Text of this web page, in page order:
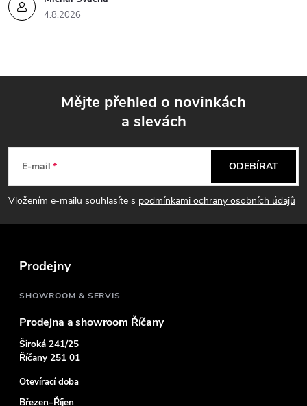
4.8.2026
p
a
Mějte přehled o novinkách
a slevách
E-mail
Vložením e-mailu souhlasíte s podmínkami ochrany osobních údajů
ODEBÍRAT
Prodejny
SHOWROOM & SERVIS
Prodejna a showroom Říčany
Široká 241/25
Říčany 251 01
Otevírací doba
Březen–Říjen